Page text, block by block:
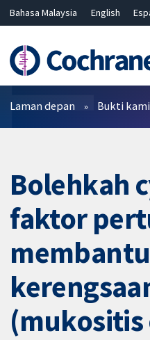
Bahasa Malaysia English
Hrvatski
Deutsch ไทย
繁
简体中文
Penapis
Laman depan Bukti kami
Bolehkah
faktor
(mukositis